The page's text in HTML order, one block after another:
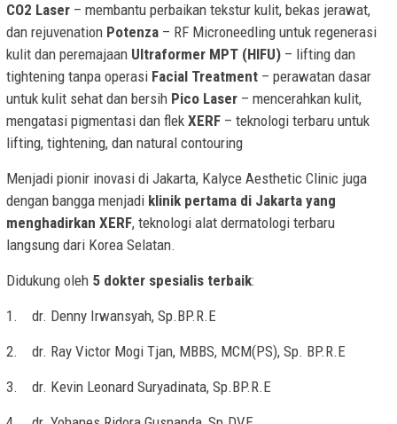
CO2 Laser – membantu perbaikan tekstur kulit, bekas jerawat,
dan rejuvenation Potenza – RF Microneedling untuk regenerasi
kulit dan peremajaan Ultraformer MPT (HIFU) – lifting dan
tightening tanpa operasi Facial Treatment – perawatan dasar
untuk kulit sehat dan bersih Pico Laser – mencerahkan kulit,
mengatasi pigmentasi dan flek XERF – teknologi terbaru untuk
lifting, tightening, dan natural contouring
Menjadi pionir inovasi di Jakarta, Kalyce Aesthetic Clinic juga
dengan bangga menjadi klinik pertama di Jakarta yang
menghadirkan XERF, teknologi alat dermatologi terbaru
langsung dari Korea Selatan.
Didukung oleh 5 dokter spesialis terbaik:
1. dr. Denny Irwansyah, Sp.BP.R.E
2. dr. Ray Victor Mogi Tjan, MBBS, MCM(PS), Sp. BP.R.E
3. dr. Kevin Leonard Suryadinata, Sp.BP.R.E